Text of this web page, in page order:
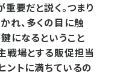
重要だと説く。つまり
れ、多くの目に触
になるということ
戦場とする販促担当
ントに満ちているの